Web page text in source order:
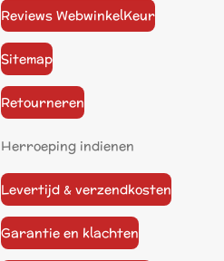
Reviews WebwinkelKeur
Sitemap
Retourneren
Herroeping indienen
Levertijd & verzendkosten
Garantie en klachten